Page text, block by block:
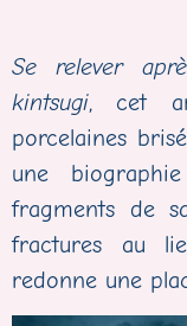
Se relever
kintsugi, cet
porcelaines
une
fragments de
fractures au
redonne une